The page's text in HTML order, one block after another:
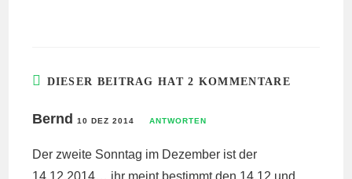
DIESER BEITRAG HAT 2 KOMMENTARE
Bernd10 DEZ 2014 ANTWORTEN
Der zweite Sonntag im Dezember ist der
14.12.2014… ihr meint bestimmt den 14.12 und